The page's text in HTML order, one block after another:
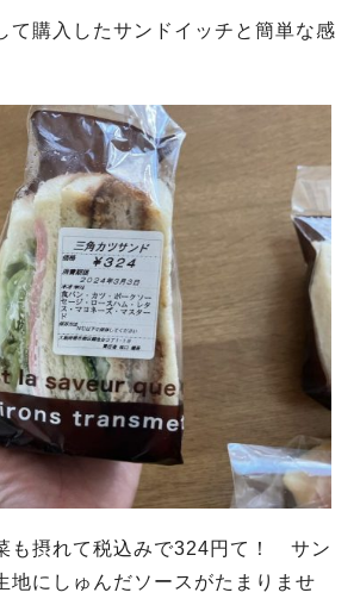
て購入したサンドイッチと簡単な感
も摂れて税込みで324円て！ サン
地にしゅんだソースがたまりませ